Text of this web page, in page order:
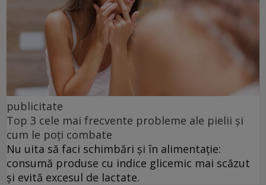
publicitate
Top 3 cele mai frecvente probleme ale pielii și
cum le poți combate
Nu uita să faci schimbări și în alimentație:
consumă produse cu indice glicemic mai scăzut
și evită excesul de lactate.